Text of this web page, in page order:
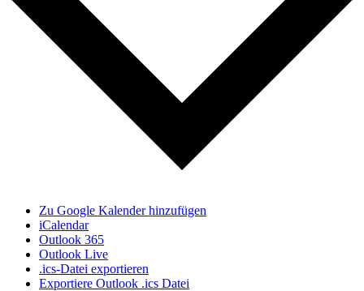
Zu Google Kalender hinzufügen
iCalendar
Outlook 365
Outlook Live
.ics-Datei exportieren
Exportiere Outlook .ics Datei